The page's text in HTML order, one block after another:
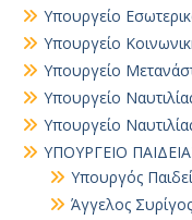
Υπουργείο
Υπουργείο
Υπουργείο
Υπουργείο
Υπουργείο
ΥΠΟΥΡΓΕΙΟ
Yπουργός
Άγγελος Συρίγος